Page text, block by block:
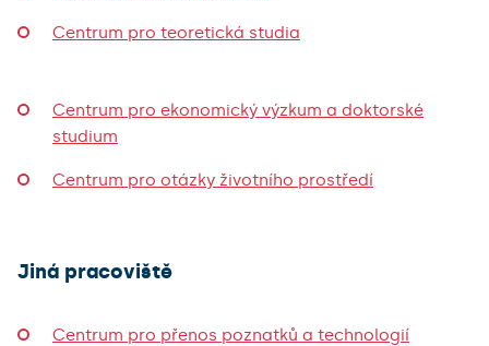
Centrum pro teoretická studia
Centrum pro ekonomický výzkum a doktorské
studium
Centrum pro otázky životního prostředí
Jiná pracoviště
Centrum pro přenos poznatků a technologií